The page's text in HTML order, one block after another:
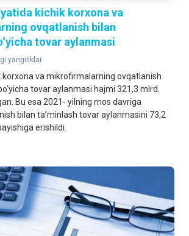
kichik korxona va
ovqatlanish bilan
tovar aylanmasi
yangiliklar
korxona va mikrofirmalarning ovqatlanish
tovar aylanmasi hajmi 321,3 mlrd.
Bu esa 2021- yilning mos davriga
bilan ta’minlash tovar aylanmasini 73,2
erishildi.